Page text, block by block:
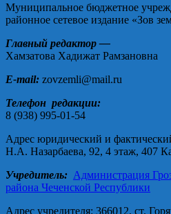
Муниципальное бюджетное
районное сетевое издание «Зов
Главный редактор —
Хамзатова Хадижат Рамзановна
E-mail: zovzemli@mail.ru
Телефон редакции:
8 (938) 995-01-54
Адрес юридический и
Н.А. Назарбаева, 92, 4 этаж, 407
Учредитель: Администрация
района Чеченской Республики
Адрес учредителя: 366012, ст.